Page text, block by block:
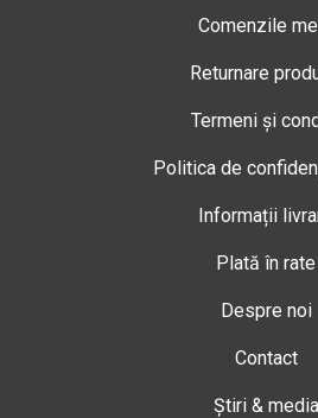
Comenzile
Returnare
Termeni și
Politica de
Informații
Plată în rate
Despre noi
Contact
Știri & media